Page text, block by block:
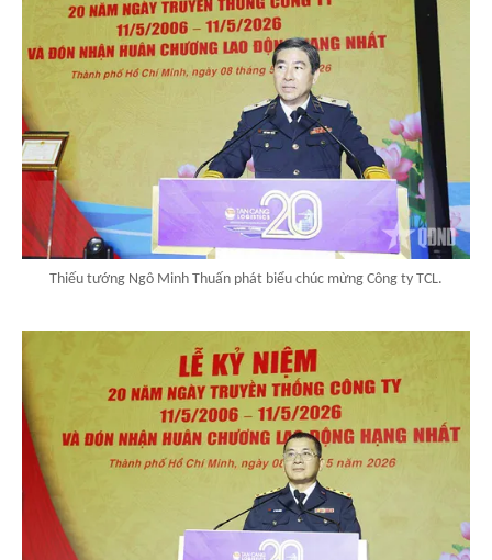
Thiếu tướng Ngô Minh Thuấn phát biểu chúc mừng Công ty TCL.